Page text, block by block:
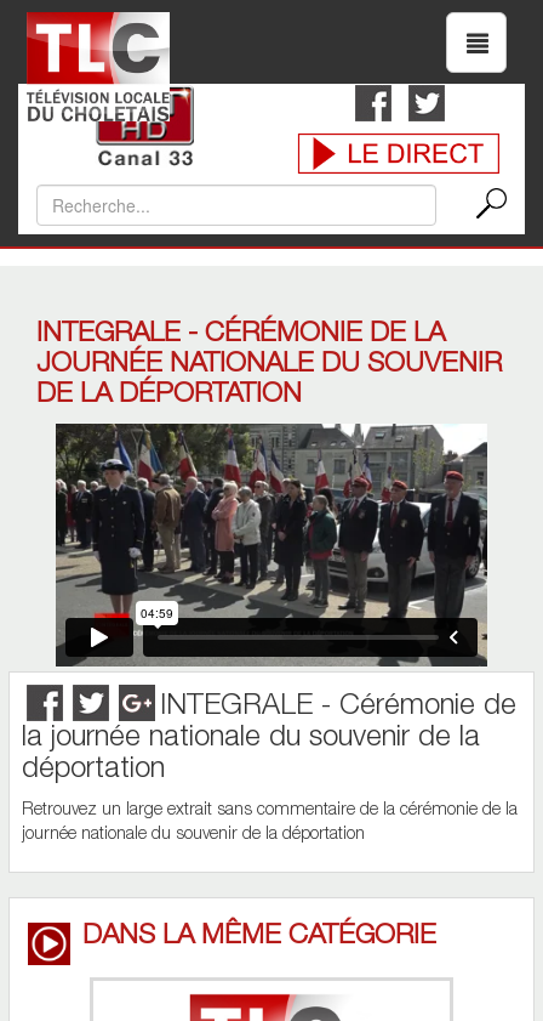
INTEGRALE - CÉRÉMONIE DE LA
JOURNÉE NATIONALE DU SOUVENIR
DE LA DÉPORTATION
INTEGRALE - Cérémonie de
la journée nationale du souvenir de la
déportation
Retrouvez un large extrait sans commentaire de la cérémonie de la
journée nationale du souvenir de la déportation
DANS LA MÊME CATÉGORIE